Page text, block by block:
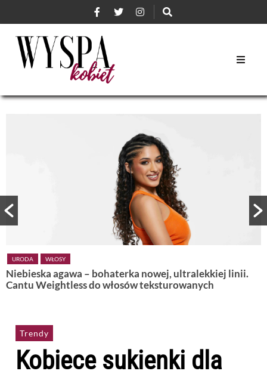
URODA WŁOSY
Niebieska agawa – bohaterka nowej, ultralekkiej linii.
Cantu Weightless do włosów teksturowanych
Trendy
Kobiece sukienki dla